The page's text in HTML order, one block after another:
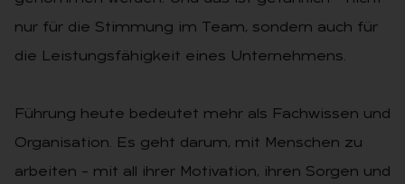
nur für die Stimmung im Team, sondern auch für
die Leistungsfähigkeit eines Unternehmens.
Führung heute bedeutet mehr als Fachwissen und
Organisation. Es geht darum, mit Menschen zu
arbeiten – mit all ihrer Motivation, ihren Sorgen und